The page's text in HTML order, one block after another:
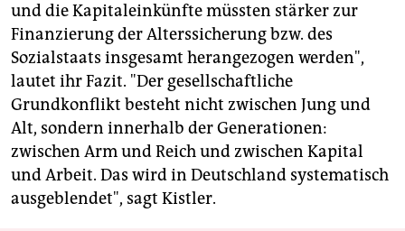
und die Kapitaleinkünfte müssten stärker zur
Finanzierung der Alterssicherung bzw. des
Sozialstaats insgesamt herangezogen werden",
lautet ihr Fazit. "Der gesellschaftliche
Grundkonflikt besteht nicht zwischen Jung und
Alt, sondern innerhalb der Generationen:
zwischen Arm und Reich und zwischen Kapital
und Arbeit. Das wird in Deutschland systematisch
ausgeblendet", sagt Kistler.